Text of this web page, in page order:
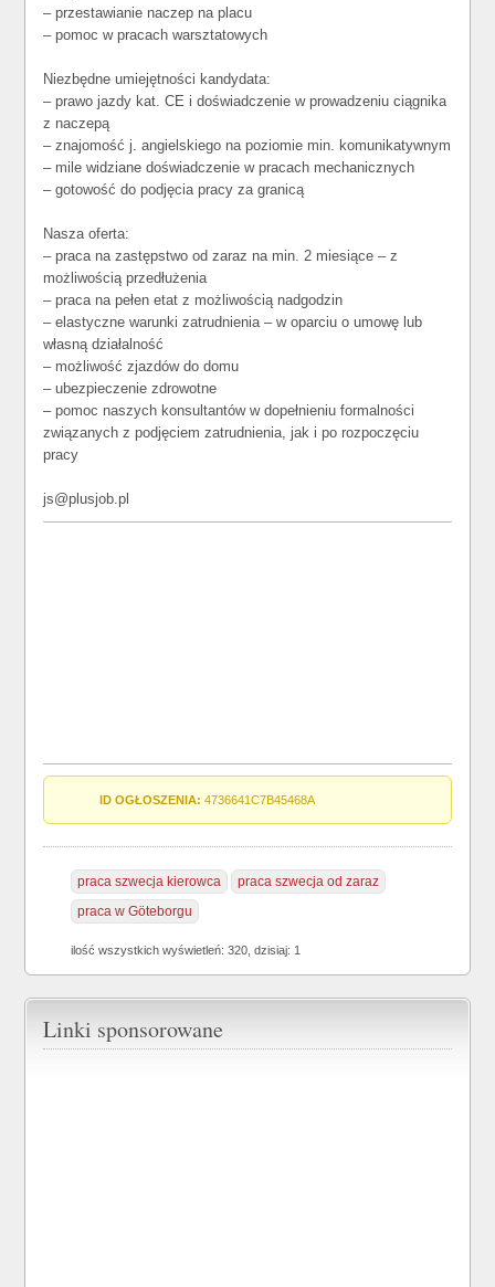
– przestawianie naczep na placu
– pomoc w pracach warsztatowych
Niezbędne umiejętności kandydata:
– prawo jazdy kat. CE i doświadczenie w prowadzeniu ciągnika
z naczepą
– znajomość j. angielskiego na poziomie min. komunikatywnym
– mile widziane doświadczenie w pracach mechanicznych
– gotowość do podjęcia pracy za granicą
Nasza oferta:
– praca na zastępstwo od zaraz na min. 2 miesiące – z
możliwością przedłużenia
– praca na pełen etat z możliwością nadgodzin
– elastyczne warunki zatrudnienia – w oparciu o umowę lub
własną działalność
– możliwość zjazdów do domu
– ubezpieczenie zdrowotne
– pomoc naszych konsultantów w dopełnieniu formalności
związanych z podjęciem zatrudnienia, jak i po rozpoczęciu
pracy
js@plusjob.pl
ID OGŁOSZENIA: 4736641C7B45468A
praca szwecja kierowca
praca szwecja od zaraz
praca w Göteborgu
ilość wszystkich wyświetleń: 320, dzisiaj: 1
Linki sponsorowane